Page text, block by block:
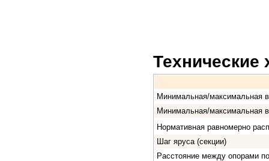
Технические
Минимальная/максимальная
Минимальная/максимальная
Нормативная равномерно
Шаг яруса (секции)
Расстояние между опорами